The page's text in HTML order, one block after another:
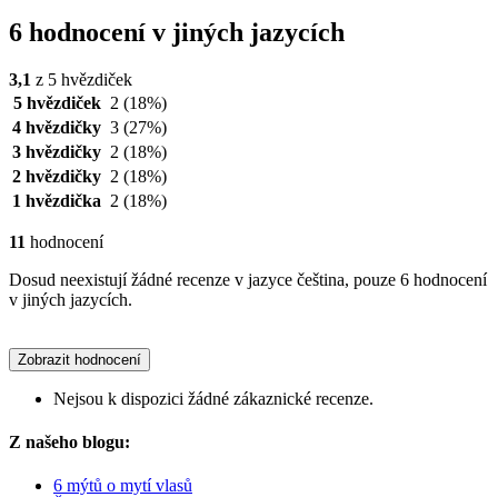
6 hodnocení v jiných jazycích
3,1 z 5 hvězdiček
5 hvězdiček 2 (18%)
4 hvězdičky 3 (27%)
3 hvězdičky 2 (18%)
2 hvězdičky 2 (18%)
1 hvězdička 2 (18%)
11 hodnocení
Dosud neexistují žádné recenze v jazyce čeština, pouze 6 hodnocení
v jiných jazycích.
Zobrazit hodnocení
Nejsou k dispozici žádné zákaznické recenze.
Z našeho blogu:
6 mýtů o mytí vlasů